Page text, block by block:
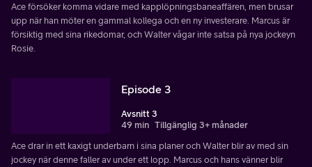
Ace försöker komma vidare med kapplöpningsbaneaffären, men brusar
upp när han möter en gammal kollega och en ny investerare. Marcus är
försiktig med sina rikedomar, och Walter vågar inte satsa på nya jockeyn
Rosie.
Episode 3
Avsnitt 3
49 min Tillgänglig 3+ månader
Ace drar in ett kaxigt underbarn i sina planer och Walter blir av med sin
jockey när denne faller av under ett lopp. Marcus och hans vänner blir